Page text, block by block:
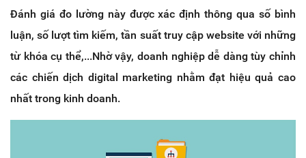
Đánh giá đo lường này được xác định thông qua số bình
luận, số lượt tìm kiếm, tần suất truy cập website với những
từ khóa cụ thể,...Nhờ vậy, doanh nghiệp dễ dàng tùy chỉnh
các chiến dịch digital marketing nhằm đạt hiệu quả cao
nhất trong kinh doanh.